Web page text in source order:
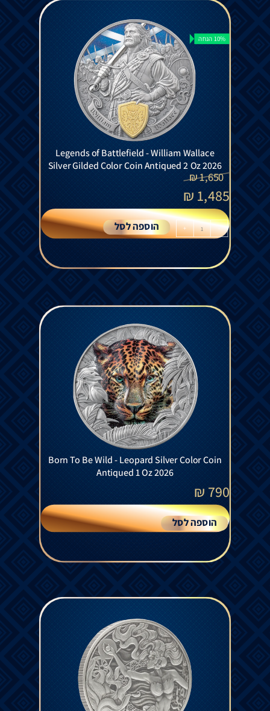
10% הנחה
Legends of Battlefield - William Wallace
Silver Gilded Color Coin Antiqued 2 Oz 2026
1,650
₪
1,485
₪
-
+ הוספה לסל
Born To Be Wild - Leopard Silver Color Coin
Antiqued 1 Oz 2026
790
₪
הוספה לסל